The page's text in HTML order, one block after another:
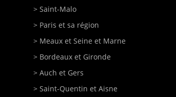
> Saint-Malo
> Paris et sa région
> Meaux et Seine et Marne
> Bordeaux et Gironde
> Auch et Gers
> Saint-Quentin et Aisne